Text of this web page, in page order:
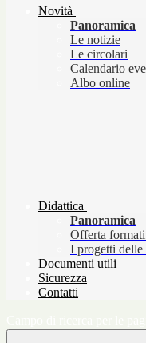
Novità
Panoramica
Le notizie
Le circolari
Calendario
Albo online
Didattica
Panoramica
Offerta
I progetti delle
Documenti utili
Sicurezza
Contatti